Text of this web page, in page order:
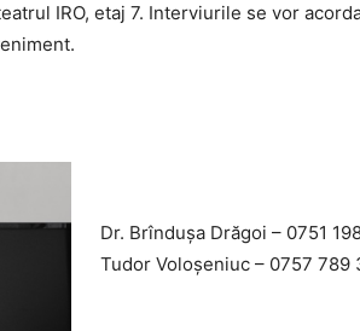
IRO, etaj 7. Interviurile se vor
Dr. Brîndușa Drăgoi – 0751
Tudor Voloșeniuc – 0757 789